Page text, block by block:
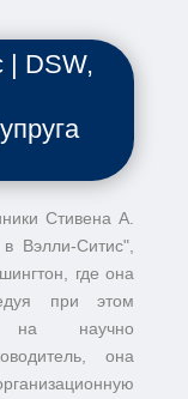
| DSW,
Стивена А.
Вэлли-Ситис",
где она
при этом
на научно
она